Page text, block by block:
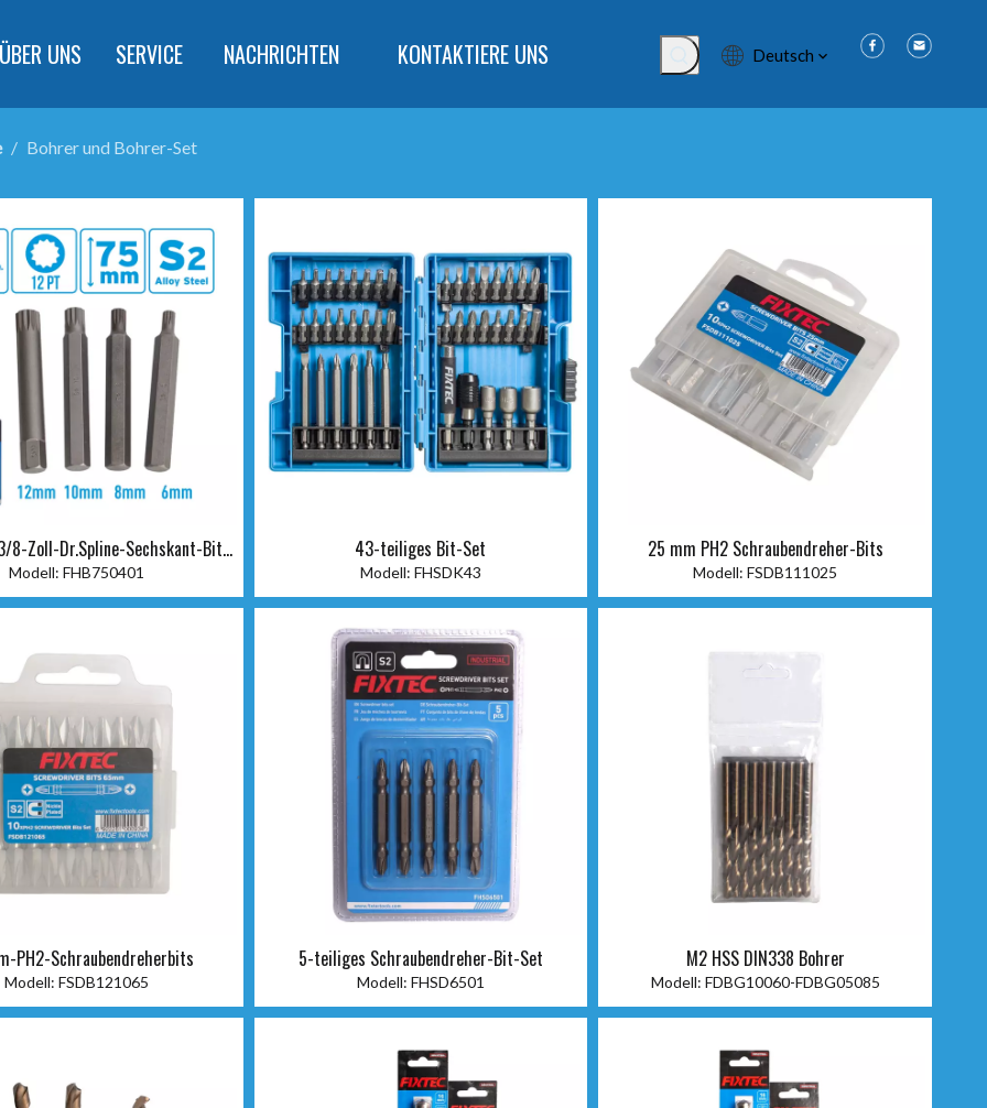
ÜBER UNS SERVICE NACHRICHTEN KONTAKTIERE UNS Deutsch
/ Bohrer und Bohrer-Set
8-Zoll-Dr.Spline-Sechskant-Bit-
Set
Modell: FHB750401
43-teiliges Bit-Set
Modell: FHSDK43
25 mm PH2 Schraubendreher-Bits
Modell: FSDB111025
PH2-Schraubendreherbits
Modell: FSDB121065
5-teiliges Schraubendreher-Bit-Set
Modell: FHSD6501
M2 HSS DIN338 Bohrer
Modell: FDBG10060-FDBG05085